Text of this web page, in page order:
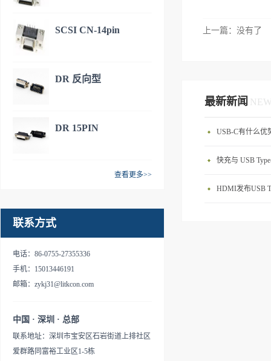
SCSI CN-14pin
DR 反向型
DR 15PIN
查看更多>>
联系方式
电话：86-0755-27355336
手机：15013446191
邮箱：zykj31@litkcon.com
中国 · 深圳 · 总部
联系地址：深圳市宝安区石岩街道上排社区
爱群路同富裕工业区1-5栋
上一篇：没有了
最新新闻
USB-C有什么优
快充与 USB
HDMI发布USB